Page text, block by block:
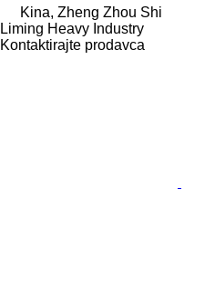
Kina, Zheng Zhou Shi
Liming Heavy Industry
Kontaktirajte prodavca